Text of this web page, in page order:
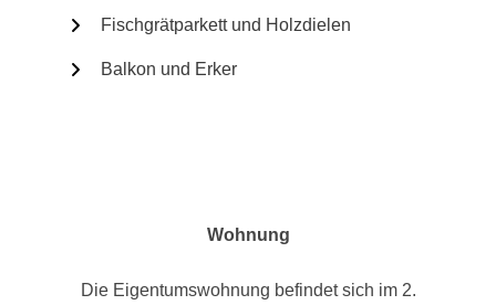
Fischgrätparkett und Holzdielen
Balkon und Erker
Wohnung
Die Eigentumswohnung befindet sich im 2.